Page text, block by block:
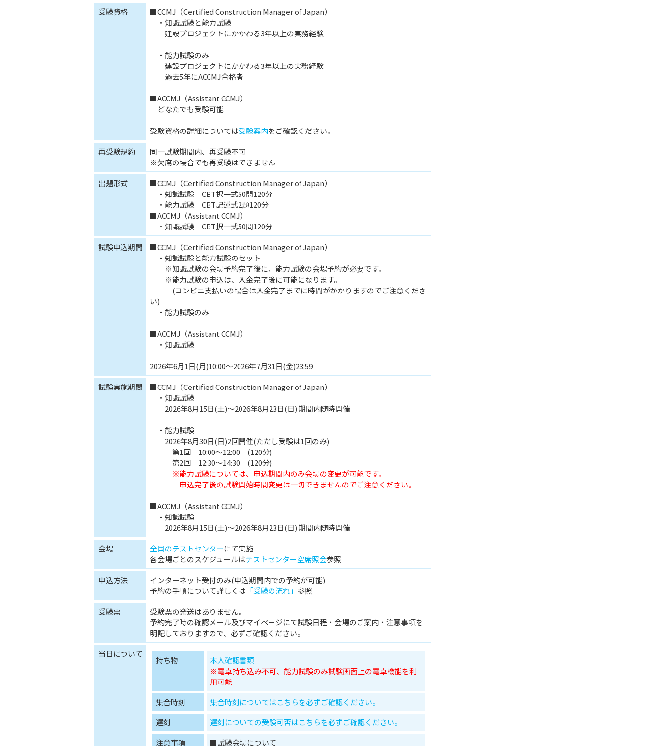
受験資格
■CCMJ（Certified Construction Manager of Japan）
・知識試験と能力試験
建設プロジェクトにかかわる3年以上の実務経験
・能力試験のみ
建設プロジェクトにかかわる3年以上の実務経験
過去5年にACCMJ合格者
■ACCMJ（Assistant CCMJ）
どなたでも受験可能
受験資格の詳細については受験案内をご確認ください。
再受験規約
同一試験期間内、再受験不可
※欠席の場合でも再受験はできません
出題形式
■CCMJ（Certified Construction Manager of Japan）
・知識試験 CBT択一式50問120分
・能力試験 CBT記述式2題120分
■ACCMJ（Assistant CCMJ）
・知識試験 CBT択一式50問120分
試験申込期間
■CCMJ（Certified Construction Manager of Japan）
・知識試験と能力試験のセット
※知識試験の会場予約完了後に、能力試験の会場予約が必要です。
※能力試験の申込は、入金完了後に可能になります。
(コンビニ支払いの場合は入金完了までに時間がかかりますのでご注意くださ
い)
・能力試験のみ
■ACCMJ（Assistant CCMJ）
・知識試験
2026年6月1日(月)10:00～2026年7月31日(金)23:59
試験実施期間
■CCMJ（Certified Construction Manager of Japan）
・知識試験
2026年8月15日(土)～2026年8月23日(日) 期間内随時開催
・能力試験
2026年8月30日(日)2回開催(ただし受験は1回のみ)
第1回 10:00～12:00 (120分)
第2回 12:30～14:30 (120分)
※能力試験については、申込期間内のみ会場の変更が可能です。
申込完了後の試験開始時間変更は一切できませんのでご注意ください。
■ACCMJ（Assistant CCMJ）
・知識試験
2026年8月15日(土)～2026年8月23日(日) 期間内随時開催
会場
全国のテストセンターにて実施
各会場ごとのスケジュールはテストセンター空席照会参照
申込方法
インターネット受付のみ(申込期間内での予約が可能)
予約の手順について詳しくは 「受験の流れ」 参照
受験票
受験票の発送はありません。
予約完了時の確認メール及びマイページにて試験日程・会場のご案内・注意事項を
明記しておりますので、必ずご確認ください。
当日について
持ち物
本人確認書類
※電卓持ち込み不可、能力試験のみ試験画面上の電卓機能を利
用可能
集合時刻
集合時刻についてはこちらを必ずご確認ください。
遅刻
遅刻についての受験可否はこちらを必ずご確認ください。
注意事項
■試験会場について